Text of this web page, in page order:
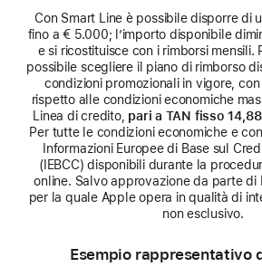
Con Smart Line è possibile disporre di
fino a € 5.000; l’importo disponibile
e si ricostituisce con i rimborsi mensili.
possibile scegliere il piano di rimborso
condizioni promozionali in vigore,
rispetto alle condizioni economiche
Linea di credito, pari a TAN fisso
Per tutte le condizioni economiche e
Informazioni Europee di Base sul
(IEBCC) disponibili durante la
online. Salvo approvazione da parte di
per la quale Apple opera in qualità di
non esclusivo.
Esempio rappresentativo